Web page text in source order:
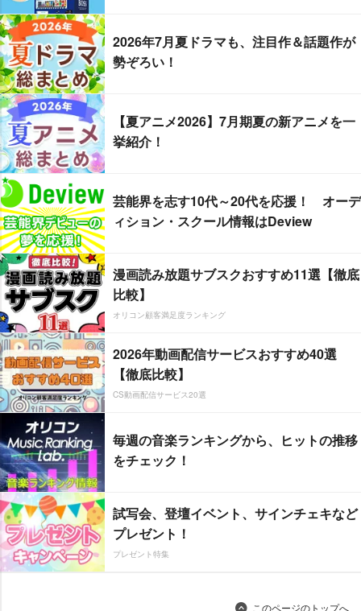
2026年7月夏ドラマも、注目作＆話題作が
勢ぞろい！
【夏アニメ2026】7月期夏の新アニメを一
挙紹介！
芸能界を志す10代～20代を応援！ オーデ
ィション・スクール情報はDeview
漫画読み放題サブスクおすすめ11選【徹底
比較】
オリコン顧客満足度ランキング
2026年動画配信サービスおすすめ40選
【徹底比較】
CS動画配信サービス20選
毎週の音楽ランキングから、ヒットの推移
をチェック！
試写会、登壇イベント、サインチェキなど
プレゼント！
プレゼント特集
このページのトップへ